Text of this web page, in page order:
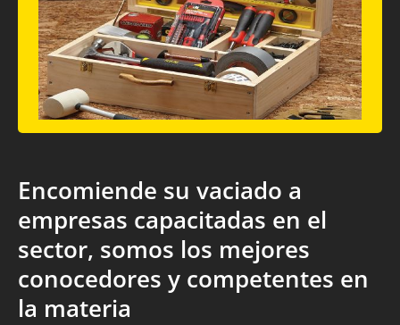
Encomiende su vaciado a
empresas capacitadas en el
sector, somos los mejores
conocedores y competentes en
la materia